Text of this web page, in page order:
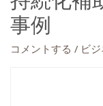
事例
コメントする / ビ